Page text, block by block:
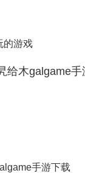
的游戏
手游下载